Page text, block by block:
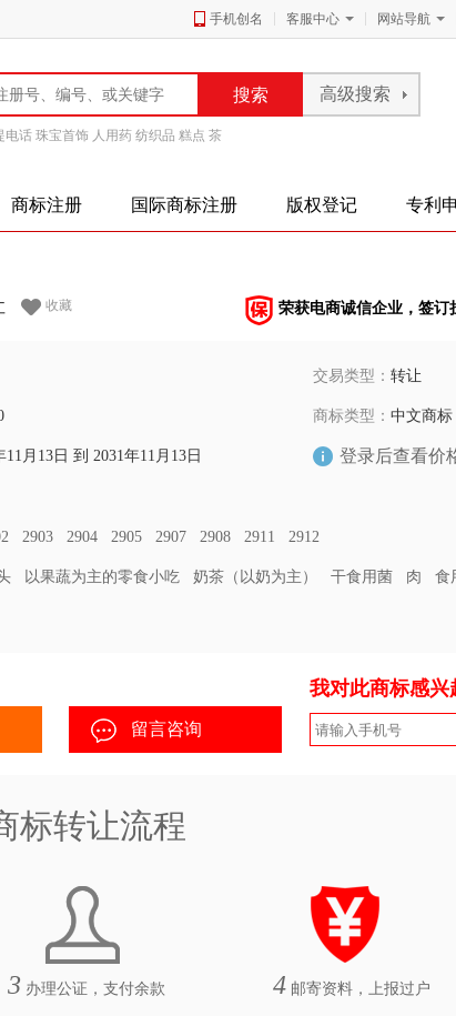
手机创名 客服中心 网站导航
电话 珠宝首饰 人用药 纺织品 糕点 茶
商标注册 国际商标注册 版权登记 专利
荣获电商诚信企业，签订
收藏
交易类型： 转让
商标类型： 中文商标
登录后查看价
11月13日 到 2031年11月13日
2903 2904 2905 2907 2908 2911 2912
以果蔬为主的零食小吃 奶茶（以奶为主） 干食用菌 肉 食
留言咨询
我对此商标感
标转让流程
3 办理公证，支付余款 4 邮寄资料，上报过户